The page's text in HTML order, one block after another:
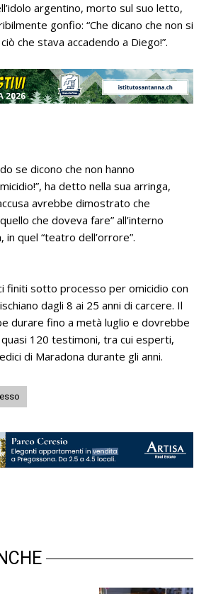
argentino, morto sul suo letto,
gonfio: “Che dicano che non si
che stava accadendo a Diego!”.
se dicono che non hanno
ha detto nella sua arringa,
avrebbe dimostrato che
che doveva fare” all’interno
in quel “teatro dell’orrore”.
finiti sotto processo per omicidio con
dagli 8 ai 25 anni di carcere. Il
durare fino a metà luglio e dovrebbe
120 testimoni, tra cui esperti,
di Maradona durante gli anni.